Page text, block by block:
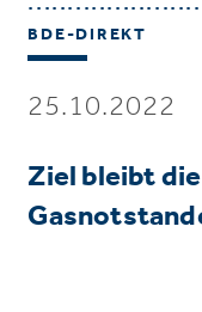
BDE-DIREKT
25.10.2022
Ziel bleibt